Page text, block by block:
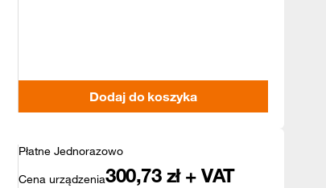
Dodaj do koszyka
Płatne Jednorazowo
Cena urządzenia300,73 zł + VAT